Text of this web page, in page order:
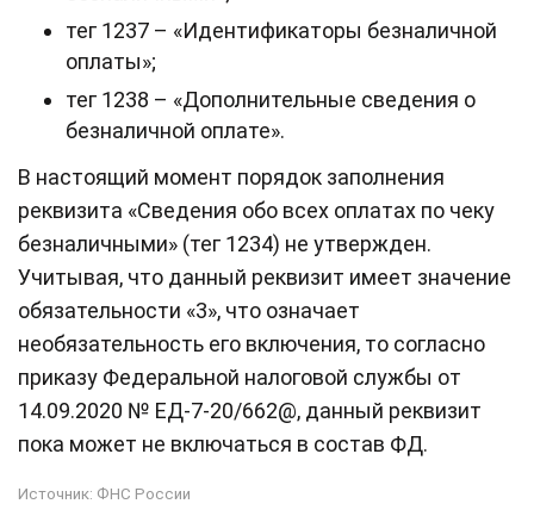
тег 1237 – «Идентификаторы безналичной
оплаты»;
тег 1238 – «Дополнительные сведения о
безналичной оплате».
В настоящий момент порядок заполнения
реквизита «Сведения обо всех оплатах по чеку
безналичными» (тег 1234) не утвержден.
Учитывая, что данный реквизит имеет значение
обязательности «3», что означает
необязательность его включения, то согласно
приказу Федеральной налоговой службы от
14.09.2020 № ЕД-7-20/662@, данный реквизит
пока может не включаться в состав ФД.
Источник: ФНС России